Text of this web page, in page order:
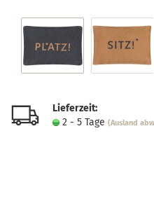
Lieferzeit:
2 - 5 Tage (Ausland